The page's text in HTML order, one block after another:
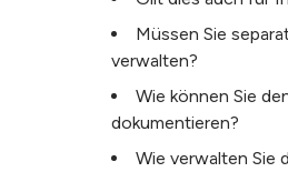
Müssen Sie
verwalten?
Wie können Sie
dokumentieren?
Wie verwalten Sie